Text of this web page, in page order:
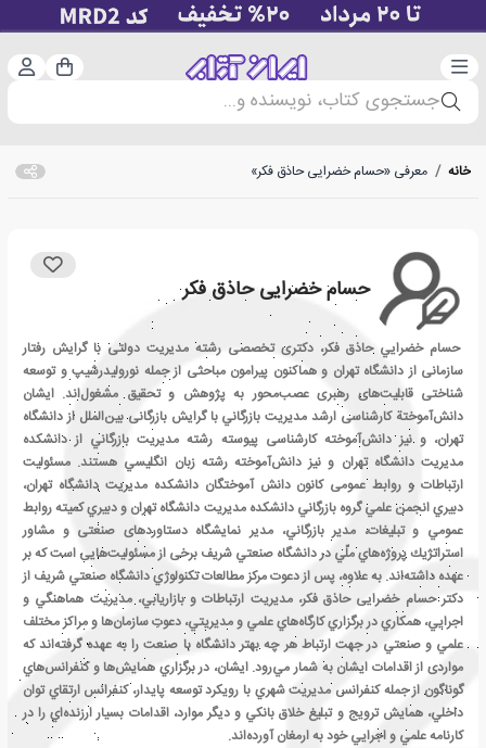
دسته‌بندی سبد
جستجوی کتاب، نویسنده و...
خانه / معرفی «حسام خضرایی حاذق فکر»
حسام خضرایی حاذق فکر
حسام خضرایي حاذق فكر، دکتری تخصصی رشته مدیریت دولتی با گرایش رفتار
سازمانی از دانشگاه تهران و هم­اکنون پیرامون مباحثی از جمله نورولیدرشیپ و توسعه
شناختی قابلیت‌های رهبری عصب‌محور به پژوهش و تحقیق مشغول­‌اند. ایشان
دانش‌آموختة کارشناسی ارشد مديريت بازرگاني با گرایش بازرگانی بین‌الملل از دانشگاه
تهران، و نیز دانش‌آموخته کارشناسی پیوسته رشته مديريت بازرگاني از دانشکده
مدیریت دانشگاه تهران و نیز دانش‌آموخته رشته زبان انگليسي هستند. مسئولیت
ارتباطات و روابط عمومی کانون دانش آموختگان دانشکده مدیریت دانشگاه تهران،
دبيري انجمن علمي گروه بازرگاني دانشكده مديريت دانشگاه تهران و دبيري كميته روابط
عمومي و تبليغات، مدير بازرگاني، مدیر نمایشگاه دستاوردهای صنعتی و مشاور
استراتژيك پروژه‌‌هاي ملّي در دانشگاه صنعتي شريف برخی از مسئولیت‌هایی است که بر
عهده داشته‌اند. به علاوه، پس از دعوت مركز مطالعات تكنولوژي دانشگاه صنعتي شريف از
دکتر حسام خضرایی حاذق فکر، مديريت ارتباطات و بازاريابي، مديريت هماهنگي و
اجرايي، همكاري در برگزاري كارگاه‌هاي علمي و مديريتي، دعوتِ سازمان‌ها و مراكز مختلف
علمي و صنعتي در جهت ارتباط هر چه بهتر دانشگاه با صنعت را به عهده گرفته­‌اند که
مواردی از اقدامات ايشان به شمار مي‌رود. ایشان، در برگزاري همايش‌ها و كنفرانس‌هاي
گوناگون از جمله كنفرانس مديريت شهري با رويكرد توسعه پايدار، كنفرانس ارتقاي توان
داخلي، همايش ترويج و تبليغ خلاق بانكي و دیگر موارد، اقدامات بسيار ارزنده‌اي را در
كارنامه علمي و اجرايي خود به ارمغان آورده‌اند.